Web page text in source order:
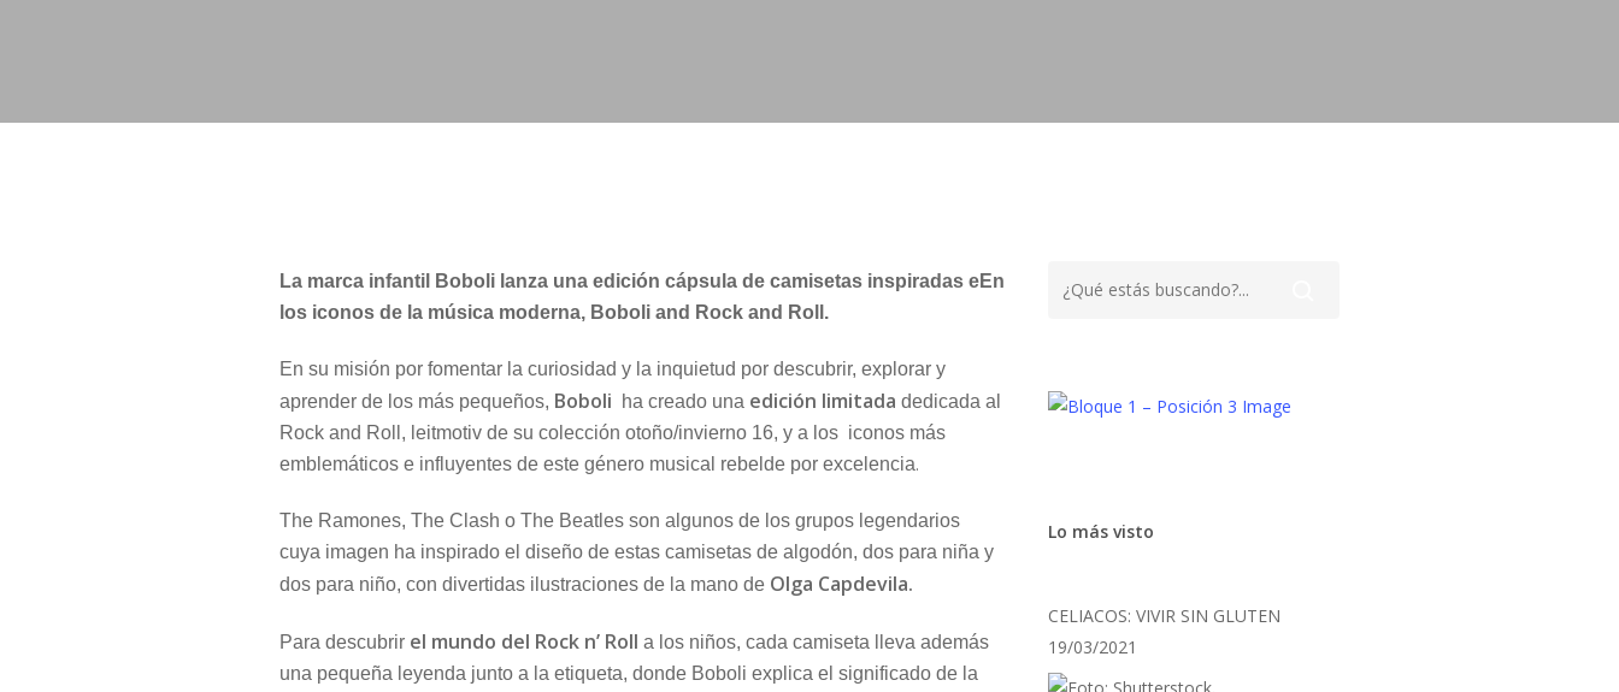
La marca infantil Boboli lanza una edición cápsula de camisetas inspiradas eEn
los iconos de la música moderna, Boboli and Rock and Roll.
En su misión por fomentar la curiosidad y la inquietud por descubrir, explorar y
aprender de los más pequeños, Boboli ha creado una edición limitada dedicada al
Rock and Roll, leitmotiv de su colección otoño/invierno 16, y a los iconos más
emblemáticos e influyentes de este género musical rebelde por excelencia.
The Ramones, The Clash o The Beatles son algunos de los grupos legendarios
cuya imagen ha inspirado el diseño de estas camisetas de algodón, dos para niña y
dos para niño, con divertidas ilustraciones de la mano de Olga Capdevila.
Para descubrir el mundo del Rock n’ Roll a los niños, cada camiseta lleva además
una pequeña leyenda junto a la etiqueta, donde Boboli explica el significado de la
Lo más visto
CELIACOS: VIVIR SIN GLUTEN
19/03/2021